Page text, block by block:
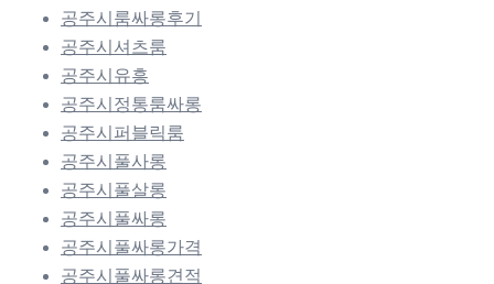
공주시룸싸롱후기
공주시셔츠룸
공주시유흥
공주시정통룸싸롱
공주시퍼블릭룸
공주시풀사롱
공주시풀살롱
공주시풀싸롱
공주시풀싸롱가격
공주시풀싸롱견적